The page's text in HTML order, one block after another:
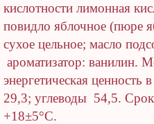
кислотности лимонная
повидло яблочное (пюре
сухое цельное; масло
ароматизатор: ванилин.
энергетическая
29,3; углеводы 54,5. Срок
+18±5°С.